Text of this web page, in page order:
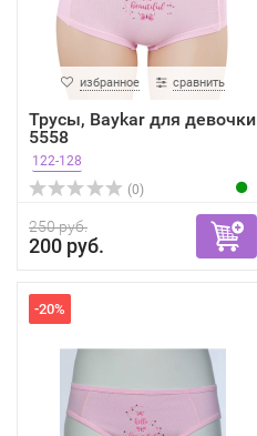
избранное сравнить
Трусы, Baykar для девочки
5558
122-128
(0)
250 руб.
200 руб.
-20%